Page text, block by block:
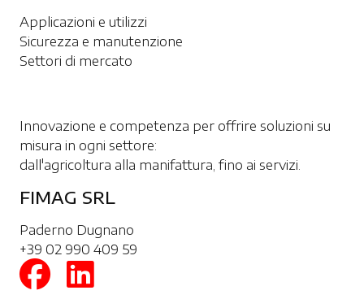
Applicazioni e utilizzi
Sicurezza e manutenzione
Settori di mercato
Innovazione e competenza per offrire soluzioni su
misura in ogni settore:
dall'agricoltura alla manifattura, fino ai servizi.
FIMAG SRL
Paderno Dugnano
+39 02 990 409 59